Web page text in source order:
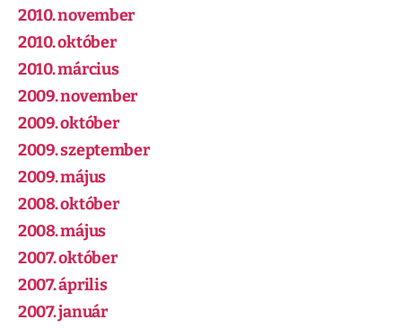
2010. november
2010. október
2010. március
2009. november
2009. október
2009. szeptember
2009. május
2008. október
2008. május
2007. október
2007. április
2007. január